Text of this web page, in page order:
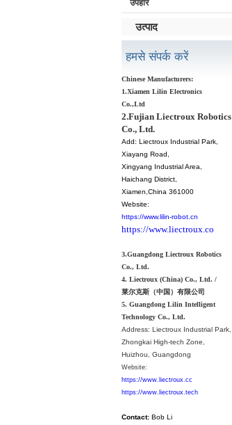
उपहार
उत्पाद
हमसे संपर्क करें
Chinese Manufacturers:
1.Xiamen Lilin Electronics
Co.,Ltd
2.Fujian Liectroux Robotics
Co., Ltd.
Add: Liectroux Industrial Park,
Xiayang Road,
Xingyang Industrial Area,
Haichang District,
Xiamen ,China 361000
Website:
https://www.lilin-robot.cn
https://www.liectroux.co
3.Guangdong Liectroux Robotics
Co., Ltd.
4. Liectroux (China) Co., Ltd. /
莱尔克斯（中国）有限公司
5. Guangdong Lilin Intelligent
Technology Co., Ltd.
Address: Liectroux Industrial Park,
Zhongkai High-tech Zone,
Huizhou, Guangdong
Website:
https://www.liectroux.cc
https://www.liectroux.tech
Contact:Bob Li